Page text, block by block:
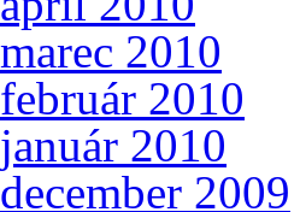
marec 2010
február 2010
január 2010
december 2009